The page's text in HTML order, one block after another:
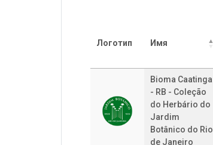
Логотип Имя
Bioma Caatinga
- RB - Coleção
do Herbário do
Jardim
Botânico do Rio
de Janeiro